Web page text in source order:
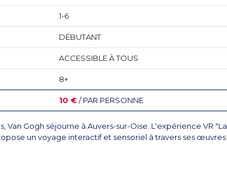
1-6
DÉBUTANT
ACCESSIBLE À TOUS
8+
10 €/ PAR PERSONNE
Van Gogh séjourne à Auvers-sur-Oise. L'expérience VR "La
un voyage interactif et sensoriel à travers ses œuvres